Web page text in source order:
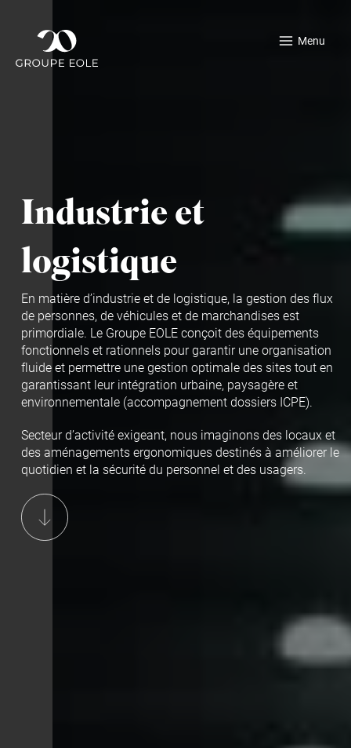
contenu
Menu
Industrie et
logistique
En matière d’industrie et de logistique, la gestion des flux
de personnes, de véhicules et de marchandises est
primordiale. Le Groupe EOLE conçoit des équipements
fonctionnels et rationnels pour garantir une organisation
fluide et permettre une gestion optimale des sites tout en
garantissant leur intégration urbaine, paysagère et
environnementale (accompagnement dossiers ICPE).
Secteur d’activité exigeant, nous imaginons des locaux et
des aménagements ergonomiques destinés à améliorer le
quotidien et la sécurité du personnel et des usagers.